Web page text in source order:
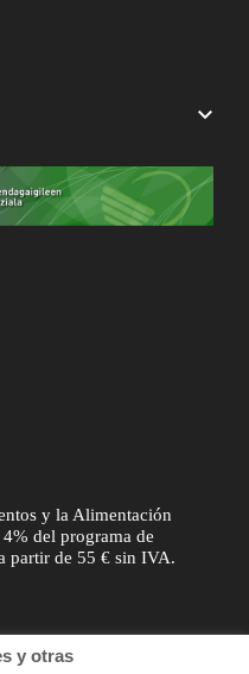

y la Alimentación
del programa de
partir de 55 € sin IVA.
y otras